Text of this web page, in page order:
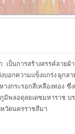
ารสร้างสรรค์ลายผ้า
อกความแข็งแกร่ง ผูกล
กระรอกสีเหลืองทอง ซึ่
พลอดุลยเดชมหาราช บ
วัดนครราชสีมา